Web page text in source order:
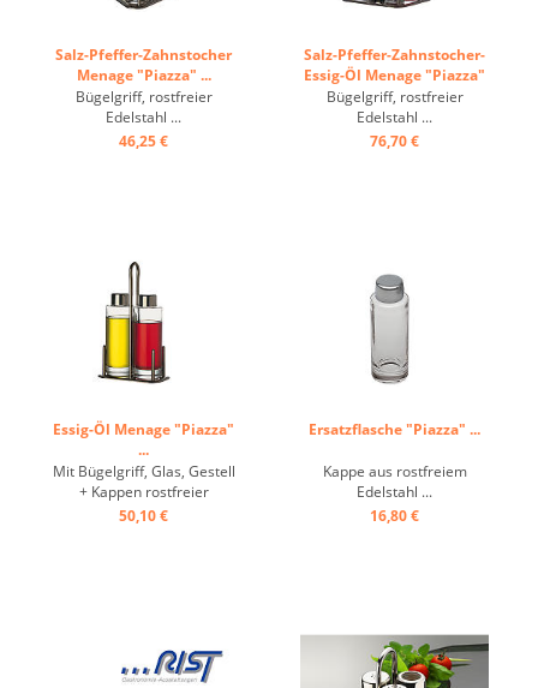
Salz-Pfeffer-Zahnstocher
Menage "Piazza" ...
Bügelgriff, rostfreier
Edelstahl ...
46,25 €
Salz-Pfeffer-Zahnstocher-
Essig-Öl Menage "Piazza"
...
Bügelgriff, rostfreier
Edelstahl ...
76,70 €
Essig-Öl Menage "Piazza"
...
Mit Bügelgriff, Glas, Gestell
+ Kappen rostfreier
Edelstahl ...
50,10 €
Ersatzflasche "Piazza" ...
Kappe aus rostfreiem
Edelstahl ...
16,80 €